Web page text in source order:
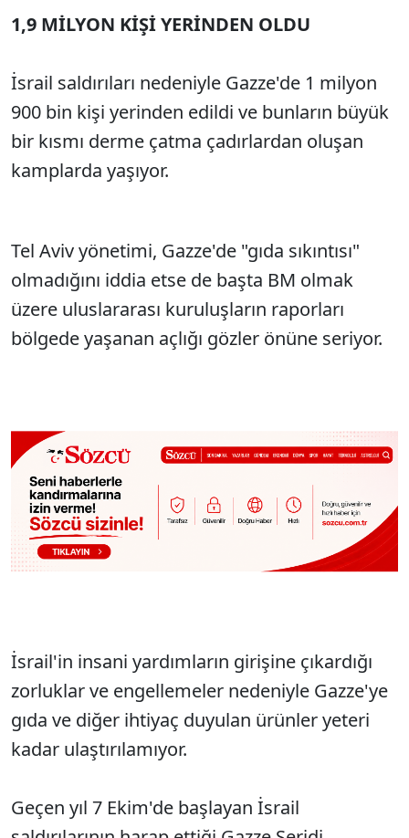
1,9 MİLYON KİŞİ YERİNDEN OLDU
İsrail saldırıları nedeniyle Gazze'de 1 milyon
900 bin kişi yerinden edildi ve bunların büyük
bir kısmı derme çatma çadırlardan oluşan
kamplarda yaşıyor.
Tel Aviv yönetimi, Gazze'de "gıda sıkıntısı"
olmadığını iddia etse de başta BM olmak
üzere uluslararası kuruluşların raporları
bölgede yaşanan açlığı gözler önüne seriyor.
İsrail'in insani yardımların girişine çıkardığı
zorluklar ve engellemeler nedeniyle Gazze'ye
gıda ve diğer ihtiyaç duyulan ürünler yeteri
kadar ulaştırılamıyor.
Geçen yıl 7 Ekim'de başlayan İsrail